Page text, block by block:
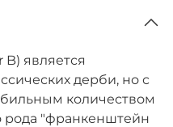
является
дерби, но с
количеством
рода "франкенштейн